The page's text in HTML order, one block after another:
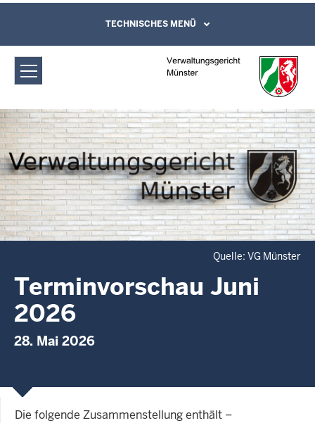
Verwaltungsgericht Münster:
Terminvorschau Juni 2026
Direkt zum Inhalt
Leichte Sprache, Gebärdensprachenvideo
und Kontaktformular
TECHNISCHES MENÜ
Quelle: VG Münster
Terminvorschau Juni
2026
28. Mai 2026
Die folgende Zusammenstellung enthält –